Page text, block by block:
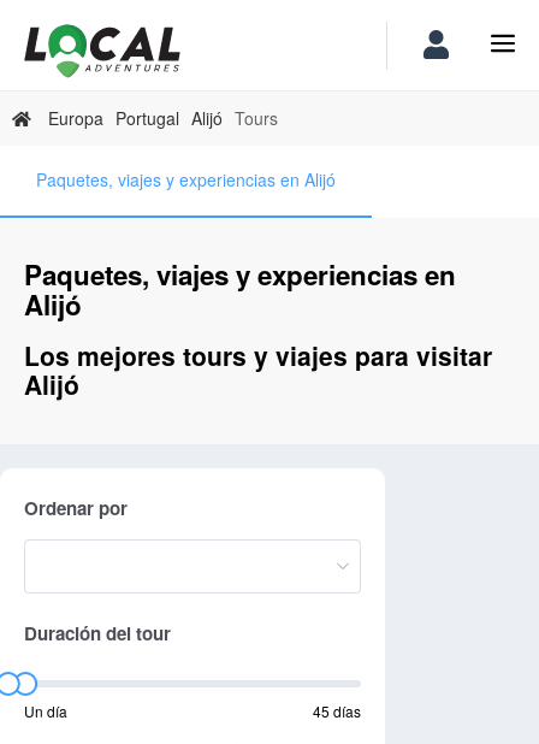
Europa Portugal Alijó Tours
Paquetes, viajes y experiencias en Alijó
Paquetes, viajes y experiencias en
Alijó
Los mejores tours y viajes para visitar
Alijó
Ordenar por
Duración del tour
Un día 45 días